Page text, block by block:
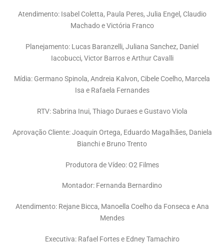
Atendimento: Isabel Coletta, Paula Peres, Julia Engel, Claudio
Machado e Victória Franco
Planejamento: Lucas Baranzelli, Juliana Sanchez, Daniel
Iacobucci, Victor Barros e Arthur Cavalli
Mídia: Germano Spinola, Andreia Kalvon, Cibele Coelho, Marcela
Isa e Rafaela Fernandes
RTV: Sabrina Inui, Thiago Duraes e Gustavo Viola
Aprovação Cliente: Joaquin Ortega, Eduardo Magalhães, Daniela
Bianchi e Bruno Trento
Produtora de Vídeo: O2 Filmes
Montador: Fernanda Bernardino
Atendimento: Rejane Bicca, Manoella Coelho da Fonseca e Ana
Mendes
Executiva: Rafael Fortes e Edney Tamachiro